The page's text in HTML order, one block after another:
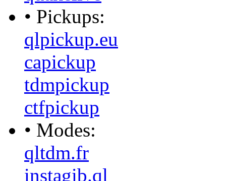
• Pickups:
qlpickup.eu
capickup
tdmpickup
ctfpickup
• Modes:
qltdm.fr
instagib.ql